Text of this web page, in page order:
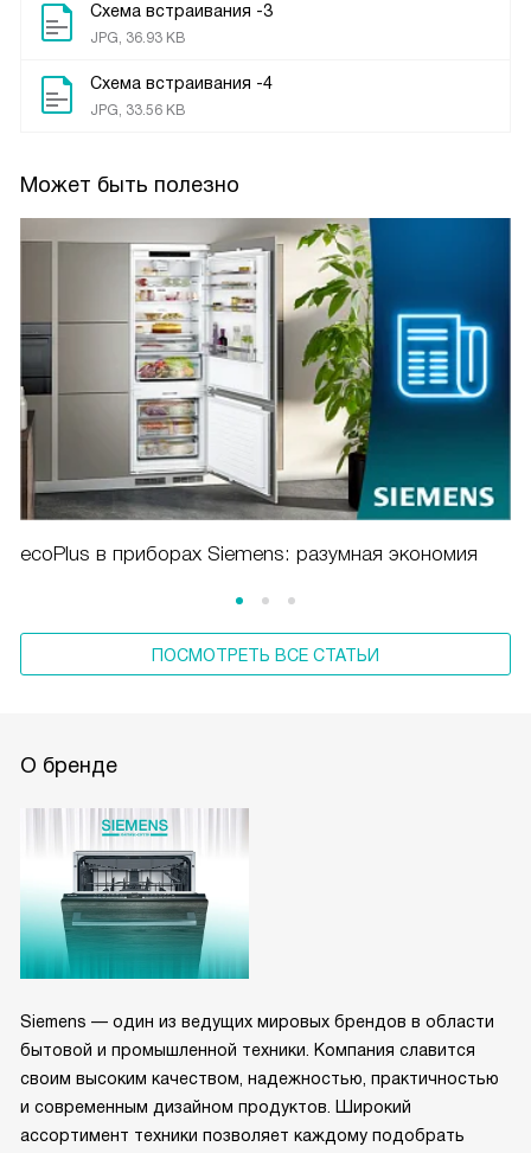
Схема встраивания -3
JPG, 36.93 KB
Схема встраивания -4
JPG, 33.56 KB
Может быть полезно
ecoPlus в приборах Siemens: разумная экономия
ПОСМОТРЕТЬ ВСЕ СТАТЬИ
О бренде
Siemens — один из ведущих мировых брендов в области
бытовой и промышленной техники. Компания славится
своим высоким качеством, надежностью, практичностью
и современным дизайном продуктов. Широкий
ассортимент техники позволяет каждому подобрать